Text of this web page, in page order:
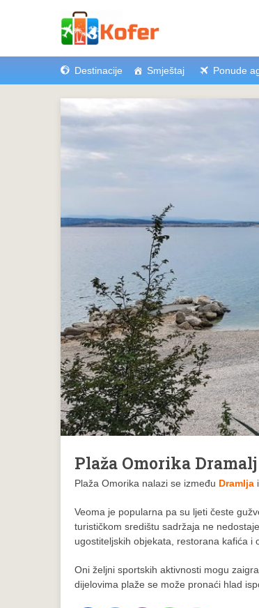
Destinacije Smještaj Ponude
Plaža Omorika Dramalj
Plaža Omorika nalazi se između Dramlja
Veoma je popularna pa su ljeti česte
turističkom središtu sadržaja ne
ugostiteljskih objekata, restorana kafića i
Oni željni sportskih aktivnosti mogu
dijelovima plaže se može pronaći hlad